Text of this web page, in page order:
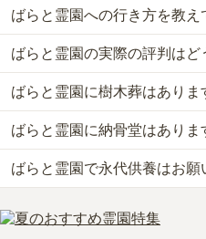
なので、草むしりの心配はあり
管理状況
4.0
全体に管理が行き届いているの
ん。希望すれば、お坊さんが
もらうことができます。
周辺施設
3.0
霊園に行く途中に、お花が売
お花は売っている。お供えもの
ばらと霊園では、一般墓が約89
ら、納骨堂が約305万円から、永
ただけます。
なお、ばらと霊園がある北海道
代別途）、樹木葬が約107万円、
お墓は、価格が高いものがよい
りません。大切なのは、ご家族
きる場所を選ぶことです。
ばらと霊園への行き方を教え
公共交通機関の場合、北海道中
停」下車徒歩約10分です。
車の場合、「新川インター」から
詳しいルートや地図は、本ペー
確認ください。
ばらと霊園の実際の評判はど
当サイトに寄せられた総合評価は
利用者様からは「霊園の入り口
お花があり購入できます。他は
い。法事などで使ったことはな
いそうな気がします。広い霊園
お声をいただいております。
ばらと霊園に樹木葬はありま
はい、ばらと霊園には1種類の樹
費用は、約180万円からとなって
ばらと霊園がある北海道の樹木
樹木葬について詳しく知りたい方
ット＆デメリット・仕組みを解説
ばらと霊園に納骨堂はありま
はい、ばらと霊園には3種類の納
費用は、約305万円からとなって
ばらと霊園がある北海道の納骨堂
納骨堂について詳しく知りたい方
ばらと霊園で永代供養はお願
はい、ばらと霊園は永代供養に対
費用は、約53万円からとなってお